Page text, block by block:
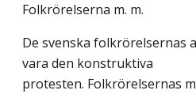
Folkrörelserna m. m.
De svenska folkrörelsernas
vara den konstruktiva
protesten. Folkrörelsernas